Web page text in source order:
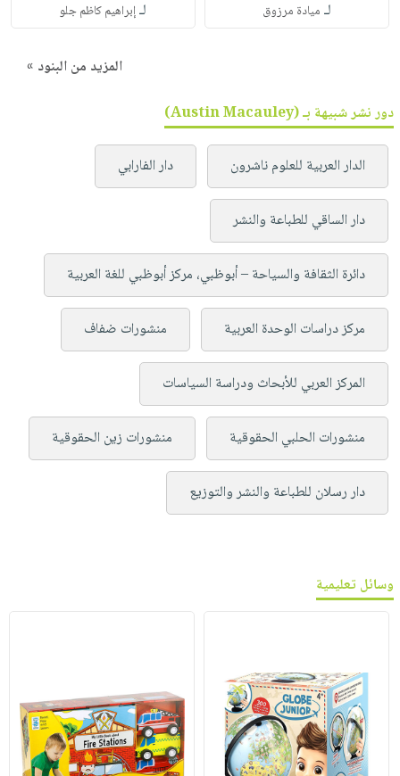
لـ ميادة مرزوق لـإبراهيم كاظم جلو
المزيد من البنود »
دور نشر شبيهة بـ (Austin Macauley)
الدار العربية للعلوم ناشرون دار الفارابي
دار الساقي للطباعة والنشر
دائرة الثقافة والسياحة – أبوظبي، مركز أبوظبي للغة العربية
مركز دراسات الوحدة العربية منشورات ضفاف
المركز العربي للأبحاث ودراسة السياسات
منشورات الحلبي الحقوقية منشورات زين الحقوقية
دار رسلان للطباعة والنشر والتوزيع
وسائل تعليمية